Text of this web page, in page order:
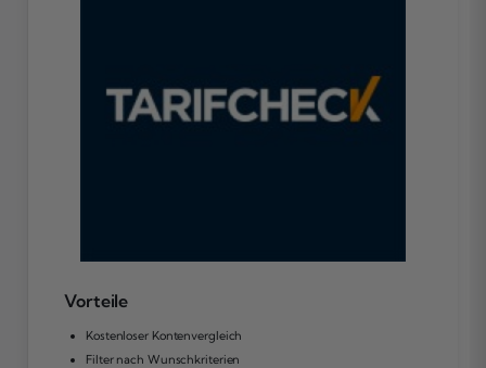
Vorteile
Kostenloser Kontenvergleich
Filter nach Wunschkriterien